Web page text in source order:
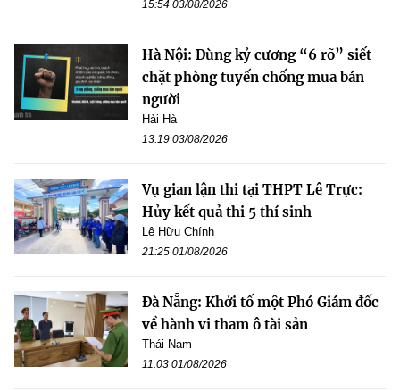
15:54 03/08/2026
Hà Nội: Dùng kỷ cương “6 rõ” siết
chặt phòng tuyến chống mua bán
người
Hải Hà
13:19 03/08/2026
Vụ gian lận thi tại THPT Lê Trực:
Hủy kết quả thi 5 thí sinh
Lê Hữu Chính
21:25 01/08/2026
Đà Nẵng: Khởi tố một Phó Giám đốc
về hành vi tham ô tài sản
Thái Nam
11:03 01/08/2026